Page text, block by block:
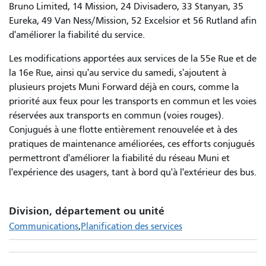
Bruno Limited, 14 Mission, 24 Divisadero, 33 Stanyan, 35
Eureka, 49 Van Ness/Mission, 52 Excelsior et 56 Rutland afin
d'améliorer la fiabilité du service.
Les modifications apportées aux services de la 55e Rue et de
la 16e Rue, ainsi qu'au service du samedi, s'ajoutent à
plusieurs projets Muni Forward déjà en cours, comme la
priorité aux feux pour les transports en commun et les voies
réservées aux transports en commun (voies rouges).
Conjugués à une flotte entièrement renouvelée et à des
pratiques de maintenance améliorées, ces efforts conjugués
permettront d'améliorer la fiabilité du réseau Muni et
l'expérience des usagers, tant à bord qu'à l'extérieur des bus.
Division, département ou unité
Communications Planification des services